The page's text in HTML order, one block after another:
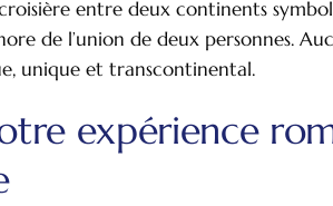
entre deux continents
de l’union de deux personnes.
unique et transcontinental.
expérience